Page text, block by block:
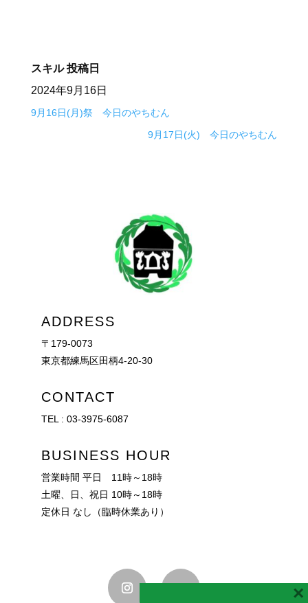
スキル 投稿日
2024年9月16日
9月16日(月)祭 今日のやちむん
9月17日(火) 今日のやちむん
ADDRESS
〒179-0073
東京都練馬区田柄4-20-30
CONTACT
TEL : 03-3975-6087
BUSINESS HOUR
営業時間 平日 11時～18時
土曜、日、祝日 10時～18時
定休日 なし（臨時休業あり）
×